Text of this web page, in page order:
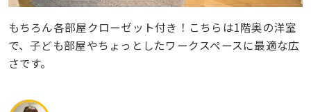
もちろん各部屋クローゼット付き！こちらは1階奥の洋室
で、子ども部屋やちょっとしたワークスペースに最適な広
さです。